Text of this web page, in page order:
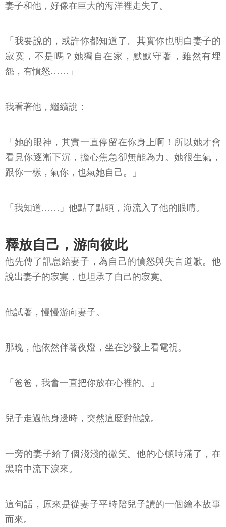
妻子和他，好像在巨大的海洋裡走失了。
「我要說的，或許你都知道了。其實你也明白妻子的
寂寞，不是嗎？她獨自在家，默默守著，雖然有埋
怨，有憤怒……」
我看著他，繼續說：
「她的眼神，其實一直停留在你身上啊！所以她才會
看見你逐漸下沉，擔心焦急卻無能為力。她很生氣，
跟你一樣，氣你，也氣她自己。」
「我知道……」他點了點頭，海流入了他的眼睛。
釋放自己，游向彼此
他先傳了訊息給妻子，為自己的憤怒與失言道歉。他
說出妻子的寂寞，也坦承了自己的寂寞。
他試著，慢慢游向妻子。
那晚，他依然伴著夜燈，坐在沙發上看電視。
「爸爸，我會一直把你放在心裡的。」
兒子走過他身邊時，突然這麼對他說。
一旁的妻子給了個淺淺的微笑。他的心頓時滿了，在
黑暗中流下淚來。
這句話，原來是從妻子平時陪兒子讀的一個繪本故事
而來。